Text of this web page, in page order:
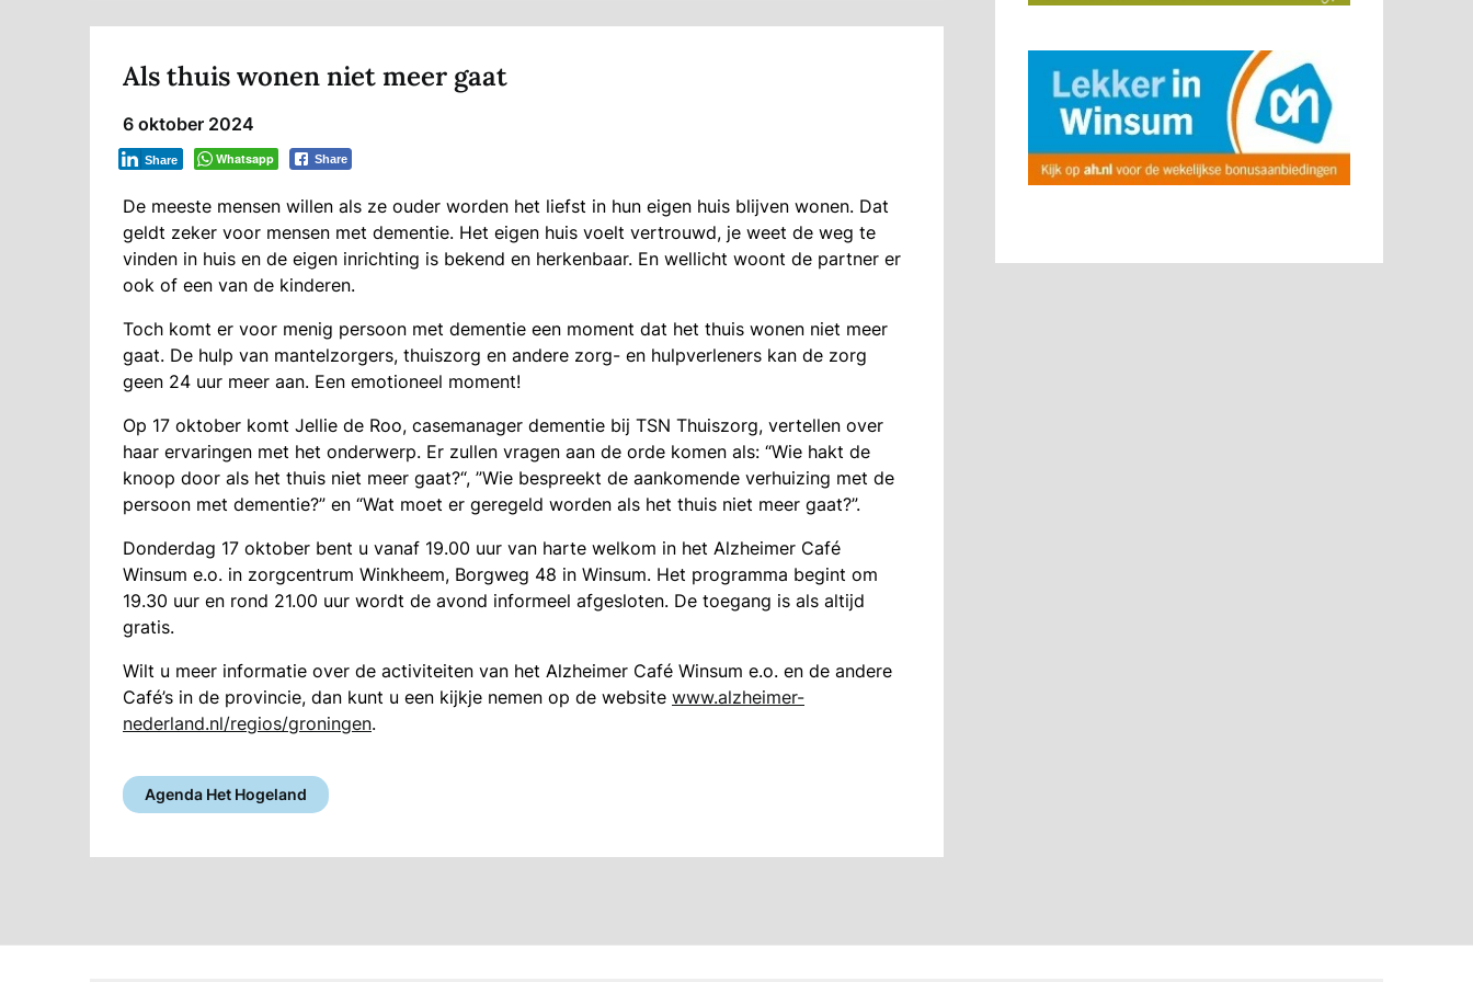
Als thuis wonen niet meer gaat
6 oktober 2024
Whatsapp Share
Share
De meeste mensen willen als ze ouder worden het liefst in hun eigen huis blijven wonen. Dat
geldt zeker voor mensen met dementie. Het eigen huis voelt vertrouwd, je weet de weg te
vinden in huis en de eigen inrichting is bekend en herkenbaar. En wellicht woont de partner er
ook of een van de kinderen.
Toch komt er voor menig persoon met dementie een moment dat het thuis wonen niet meer
gaat. De hulp van mantelzorgers, thuiszorg en andere zorg- en hulpverleners kan de zorg
geen 24 uur meer aan. Een emotioneel moment!
Op 17 oktober komt Jellie de Roo, casemanager dementie bij TSN Thuiszorg, vertellen over
haar ervaringen met het onderwerp. Er zullen vragen aan de orde komen als: “Wie hakt de
knoop door als het thuis niet meer gaat?“, ”Wie bespreekt de aankomende verhuizing met de
persoon met dementie?” en “Wat moet er geregeld worden als het thuis niet meer gaat?”.
Donderdag 17 oktober bent u vanaf 19.00 uur van harte welkom in het Alzheimer Café
Winsum e.o. in zorgcentrum Winkheem, Borgweg 48 in Winsum. Het programma begint om
19.30 uur en rond 21.00 uur wordt de avond informeel afgesloten. De toegang is als altijd
gratis.
Wilt u meer informatie over de activiteiten van het Alzheimer Café Winsum e.o. en de andere
Café’s in de provincie, dan kunt u een kijkje nemen op de website www.alzheimer-
nederland.nl/regios/groningen.
Agenda Het Hogeland